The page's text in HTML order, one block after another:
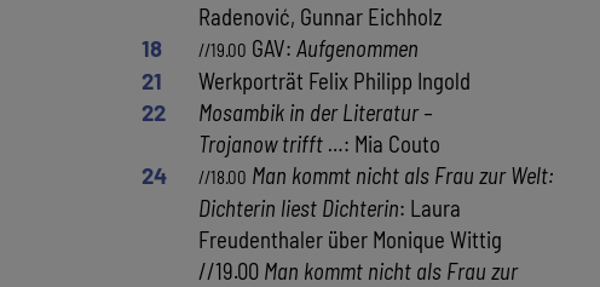
Radenović, Gunnar Eichholz
18
//19.00 GAV: Aufgenommen
21
Werkporträt Felix Philipp Ingold
22
Mosambik in der Literatur –
Trojanow trifft …: Mia Couto
24
//18.00 Man kommt nicht als Frau zur Welt:
Dichterin liest Dichterin: Laura
Freudenthaler über Monique Wittig
//19.00 Man kommt nicht als Frau zur